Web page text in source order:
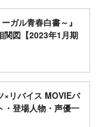
ガル青春白書～』
関図【2023年1月期
×リバイス MOVIEバ
・登場人物・声優一